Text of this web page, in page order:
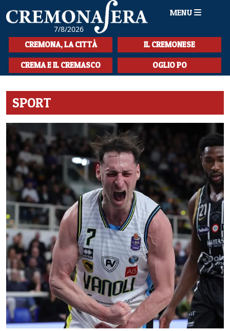
7/8/2026
MENU
HOME
CRONACA
LA MUSICA
CULTURA
LA STORIA
SPETTACOLI
L'EDITORIALE
SEZIONI
CERCA
CREMONA, LA CITTÀ IL CREMONESE
CREMA E IL CREMASCO OGLIO PO
SPORT